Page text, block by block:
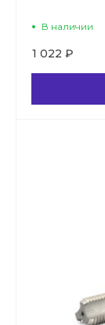
В наличии
1 022 ₽